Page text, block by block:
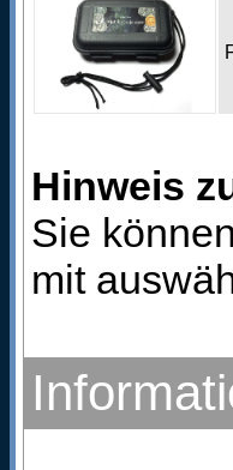
Hinweis
Sie
mit